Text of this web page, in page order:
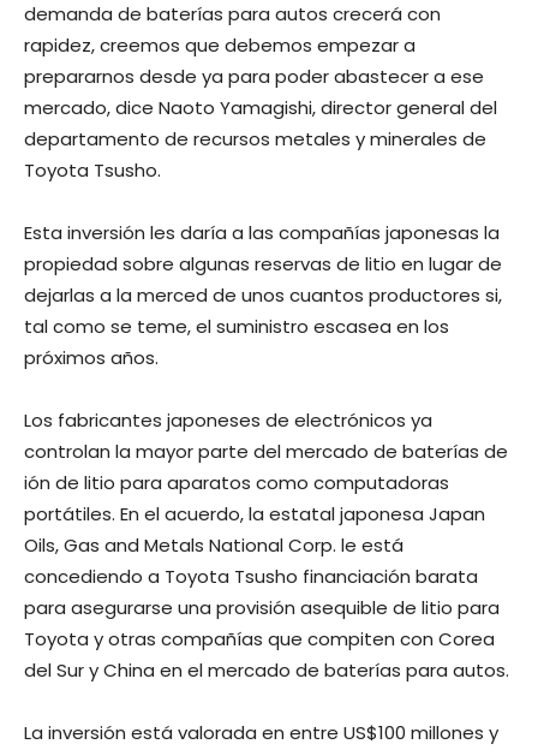
demanda de baterías para autos crecerá con
rapidez, creemos que debemos empezar a
prepararnos desde ya para poder abastecer a ese
mercado, dice Naoto Yamagishi, director general del
departamento de recursos metales y minerales de
Toyota Tsusho.
Esta inversión les daría a las compañías japonesas la
propiedad sobre algunas reservas de litio en lugar de
dejarlas a la merced de unos cuantos productores si,
tal como se teme, el suministro escasea en los
próximos años.
Los fabricantes japoneses de electrónicos ya
controlan la mayor parte del mercado de baterías de
ión de litio para aparatos como computadoras
portátiles. En el acuerdo, la estatal japonesa Japan
Oils, Gas and Metals National Corp. le está
concediendo a Toyota Tsusho financiación barata
para asegurarse una provisión asequible de litio para
Toyota y otras compañías que compiten con Corea
del Sur y China en el mercado de baterías para autos.
La inversión está valorada en entre US$100 millones y